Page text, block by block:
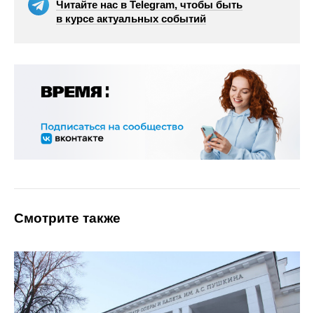
Читайте нас в Telegram, чтобы быть
в курсе актуальных событий
Смотрите также